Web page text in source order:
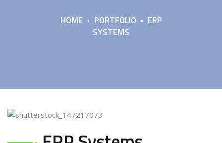
HOME PORTFOLIO
ERP
SYSTEMS